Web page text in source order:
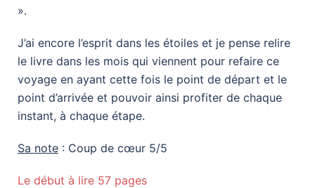
».
J’ai encore l’esprit dans les étoiles et je pense relire
le livre dans les mois qui viennent pour refaire ce
voyage en ayant cette fois le point de départ et le
point d’arrivée et pouvoir ainsi profiter de chaque
instant, à chaque étape.
Sa note : Coup de cœur 5/5
Le début à lire 57 pages